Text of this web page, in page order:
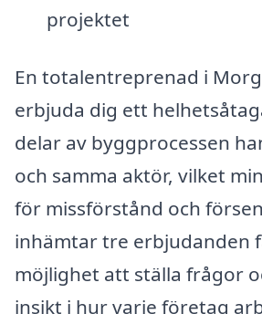
projektet
En totalentreprenad i
erbjuda dig ett
delar av byggprocessen
och samma aktör, vilket
för missförstånd och
inhämtar tre erbjudanden
möjlighet att ställa frågor
insikt i hur varje företag